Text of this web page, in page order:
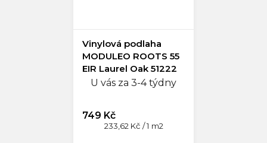
Vinylová podlaha
MODULEO ROOTS 55
EIR Laurel Oak 51222
U vás za 3-4 týdny
749 Kč
Měrná
233,62 Kč / 1 m2